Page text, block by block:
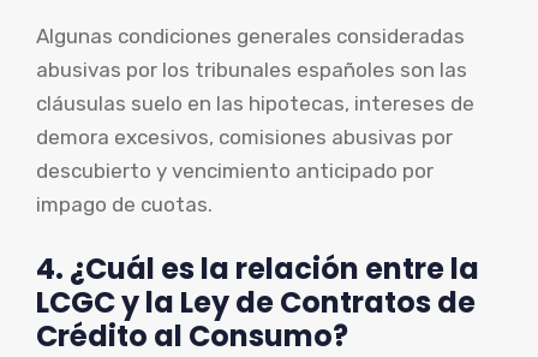
Algunas condiciones generales consideradas
abusivas por los tribunales españoles son las
cláusulas suelo en las hipotecas, intereses de
demora excesivos, comisiones abusivas por
descubierto y vencimiento anticipado por
impago de cuotas.
4. ¿Cuál es la relación entre la
LCGC y la Ley de Contratos de
Crédito al Consumo?